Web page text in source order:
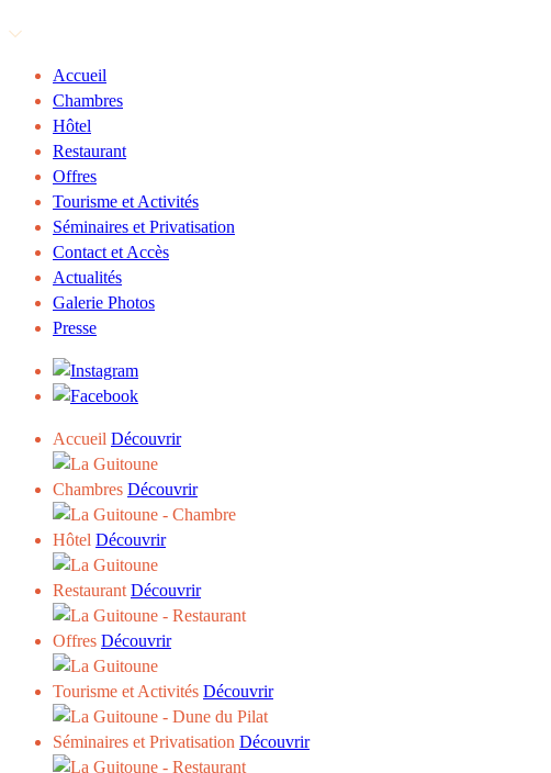
Accueil
Chambres
Hôtel
Restaurant
Offres
Tourisme et Activités
Séminaires et Privatisation
Contact et Accès
Actualités
Galerie Photos
Presse
Accueil Découvrir
Chambres Découvrir
Hôtel Découvrir
Restaurant Découvrir
Offres Découvrir
Tourisme et Activités Découvrir
Séminaires et Privatisation Découvrir